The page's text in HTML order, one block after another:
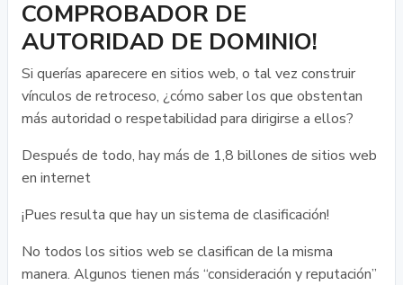
COMPROBADOR DE
AUTORIDAD DE DOMINIO!
Si querías aparecere en sitios web, o tal vez construir
vínculos de retroceso, ¿cómo saber los que obstentan
más autoridad o respetabilidad para dirigirse a ellos?
Después de todo, hay más de 1,8 billones de sitios web
en internet
¡Pues resulta que hay un sistema de clasificación!
No todos los sitios web se clasifican de la misma
manera. Algunos tienen más “consideración y reputación”